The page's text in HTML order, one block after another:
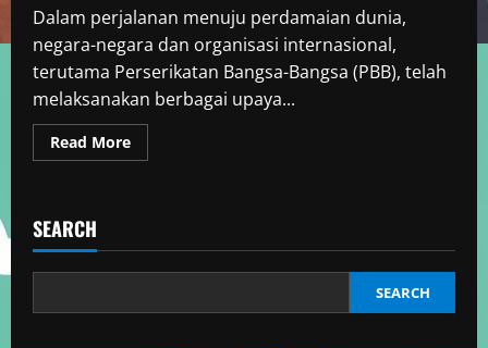
Dalam perjalanan menuju perdamaian dunia,
negara-negara dan organisasi internasional,
terutama Perserikatan Bangsa-Bangsa (PBB), telah
melaksanakan berbagai upaya...
Read MoreRead
more
Dunia
SEARCH
SEARCH